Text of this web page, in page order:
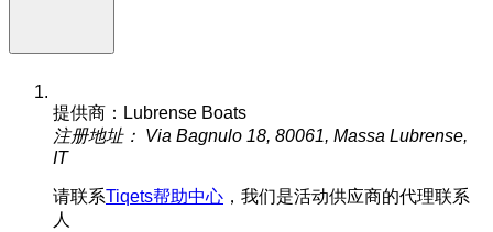
提供商：Lubrense Boats
注册地址： Via Bagnulo 18, 80061, Massa Lubrense,
IT
请联系Tiqets帮助中心 ，我们是活动供应商的代理联系
人